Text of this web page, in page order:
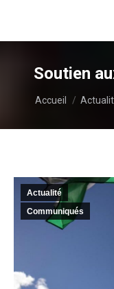
Soutien
Vous êtes ici :
Accueil
Actualité
Communiqués